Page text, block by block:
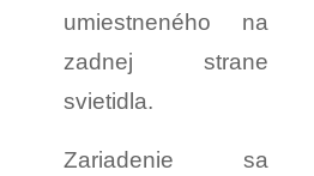
umiestneného na
zadnej strane
svietidla.
Zariadenie sa